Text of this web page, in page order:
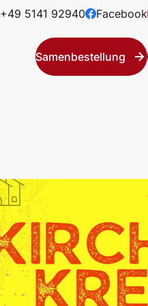
+49 5141 92940 Facebook
Samenbestellung